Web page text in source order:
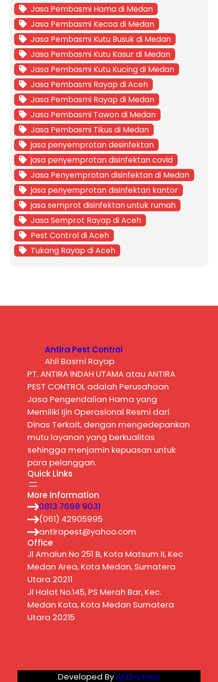
Jasa Pembasmi Hama di Medan
Jasa Pembasmi Kecoa di Medan
Jasa Pembasmi Kutu Busuk di Medan
Jasa Pembasmi Kutu Kasur di Medan
Jasa Pembasmi Kutu Kucing di Medan
Jasa Pembasmi Rayap di Aceh
Jasa Pembasmi Rayap di Medan
Jasa Pembasmi Tawon di Medan
Jasa Pembasmi Tikus di Medan
jasa penyemprotan desinfektan
jasa penyemprotan disinfektan covid
Jasa Penyemprotan disinfektan di Medan
jasa penyemprotan disinfektan kantor
jasa semprot disinfektan untuk rumah
Jasa Semprot Rayap di Aceh
Pest Control di Aceh
Tukang Rayap di Aceh
Antira Pest Control
Ahli Basmi Rayap
PT. ANTIRA INDAH UTAMA atau ANTIRA
PEST CONTROL adalah Perusahaan
Jasa Pengendalian Hama yang
Memiliki Ijin Operasional Resmi dari
Dinas Terkait, dengan mengedepankan
mutu layanan yang berkualitas
sehingga menjamin kepuasan untuk
para pelanggan.
Quick Links
More Information
0813 7698 9031
(061) 42905995
antirapest@yahoo.com
Office
Jl Amalun No 251 B, Kota Matsum II, Kec
Medan Area, Kota Medan, Sumatera
Utara 20211
Jl Halat No.145, PS Merah Bar, Kec.
Medan Kota, Kota Medan Sumatera
Utara 20215
Developed ByAntira Pest